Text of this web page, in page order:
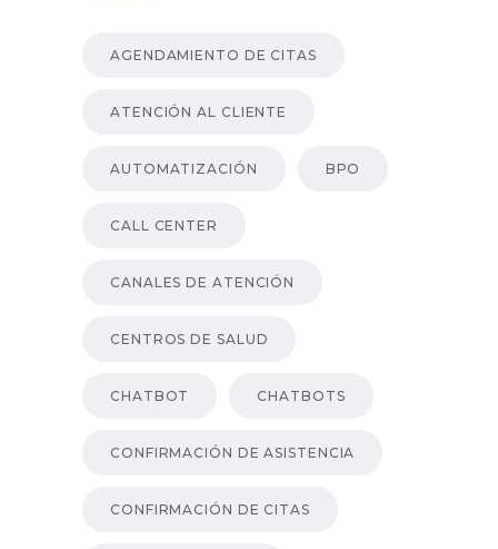
AGENDAMIENTO DE CITAS
ATENCIÓN AL CLIENTE
AUTOMATIZACIÓN BPO
CALL CENTER
CANALES DE ATENCIÓN
CENTROS DE SALUD
CHATBOT CHATBOTS
CONFIRMACIÓN DE ASISTENCIA
CONFIRMACIÓN DE CITAS